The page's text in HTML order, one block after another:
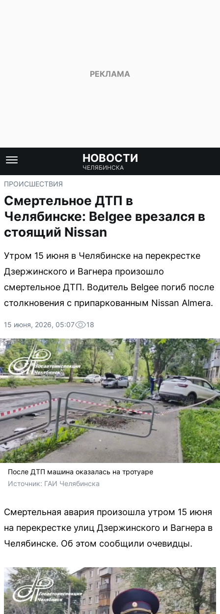
НОВОСТИ
ЧЕЛЯБИНСКА
ПРОИСШЕСТВИЯ
Смертельное ДТП в
Челябинске: Belgee врезался в
стоящий Nissan
Утром 15 июня в Челябинске на перекрестке
Дзержинского и Вагнера произошло
смертельное ДТП. Водитель Belgee погиб после
столкновения с припаркованным Nissan Almera.
15 июня, 2026, 05:07 18
После ДТП машина оказалась на тротуаре
Источник: ГАИ Челябинска
Смертельная авария произошла утром 15 июня
на перекрестке улиц Дзержинского и Вагнера в
Челябинске. Об этом сообщили очевидцы.